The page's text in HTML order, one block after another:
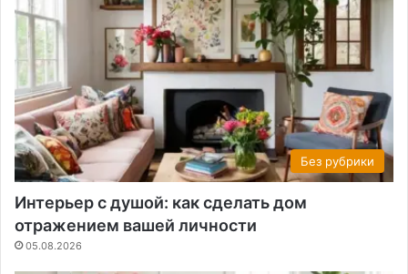
Без рубрики
Интерьер с душой: как сделать дом
отражением вашей личности
05.08.2026